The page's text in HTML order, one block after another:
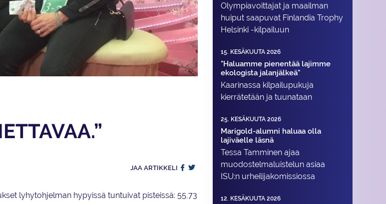
JAA ARTIKKELI
lyhytohjelman hypyissä tuntuivat pisteissä: 55,73
Olympiavoittajat ja maailman
huiput saapuvat Finlandia Trophy
Helsinki -kilpailuun
15. KESÄKUUTA 2026
"Haluamme pienentää lajimme
ekologista jalanjälkeä"
Kaarinassa kilpailupukuja
kierrätetään ja tuunataan
25. KESÄKUUTA 2026
Marigold-alumni haluaa olla
lajiväelle läsnä
Tessa Tamminen ajaa
muodostelma­luistelun asiaa
ISU:n urheilija­komissiossa
12. KESÄKUUTA 2026